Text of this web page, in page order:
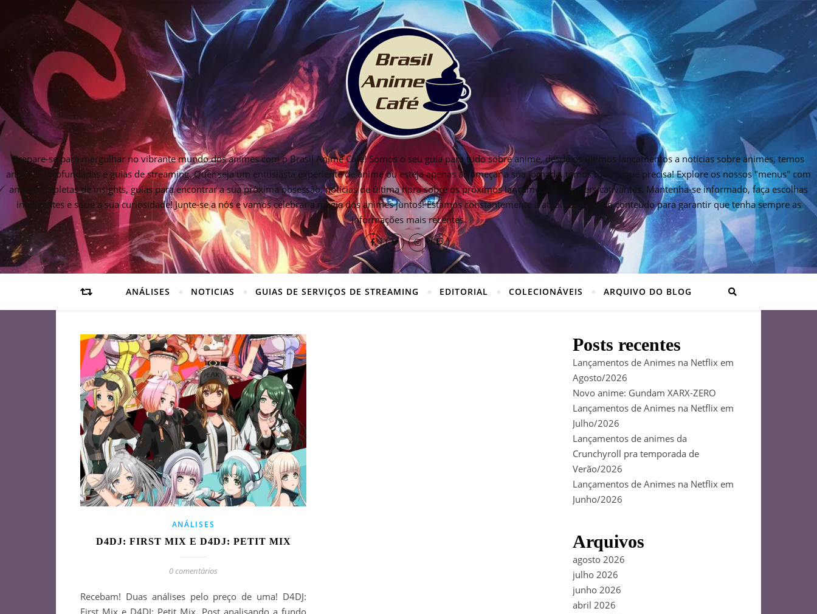
Prepare-se para mergulhar no vibrante mundo dos animes com o Brasil Anime Cafe! Somos o seu guia para tudo sobre anime, desde os últimos lançamentos a notícias sobre animes, temos
análises aprofundadas e guias de streaming. Quer seja um entusiasta experiente de anime ou esteja apenas a começar a sua jornada, temos tudo o que precisa! Explore os nossos "menus" com
análises repletas de insights, guias para encontrar a sua próxima obsessão, notícias de última hora sobre os próximos lançamentos e trailers cativantes. Mantenha-se informado, faça escolhas
inteligentes e sacie a sua curiosidade! Junte-se a nós e vamos celebrar a magia dos animes juntos! Estamos constantemente a atualizar o nosso conteúdo para garantir que tenha sempre as
informações mais recentes.
ANÁLISES NOTICIAS GUIAS DE SERVIÇOS DE STREAMING EDITORIAL COLECIONÁVEIS ARQUIVO DO BLOG
ANÁLISES
D4DJ: FIRST MIX E D4DJ: PETIT MIX
0 comentários
Recebam! Duas análises pelo preço de uma! D4DJ:
First Mix e D4DJ: Petit Mix. Post analisando a fundo
Posts recentes
Lançamentos de Animes na Netflix em
Agosto/2026
Novo anime: Gundam XARX-ZERO
Lançamentos de Animes na Netflix em
Julho/2026
Lançamentos de animes da
Crunchyroll pra temporada de
Verão/2026
Lançamentos de Animes na Netflix em
Junho/2026
Arquivos
agosto 2026
julho 2026
junho 2026
abril 2026